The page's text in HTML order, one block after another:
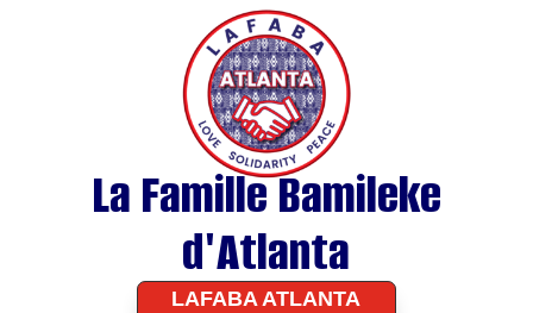
La Famille Bamileke
d'Atlanta
LAFABA ATLANTA